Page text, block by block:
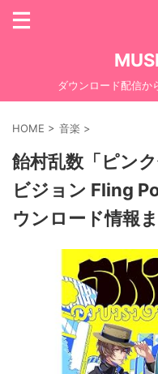
ダウンロード配信か
HOME > 音楽 >
飴村乱数「ピン
ビジョン Fling
ウンロード情報